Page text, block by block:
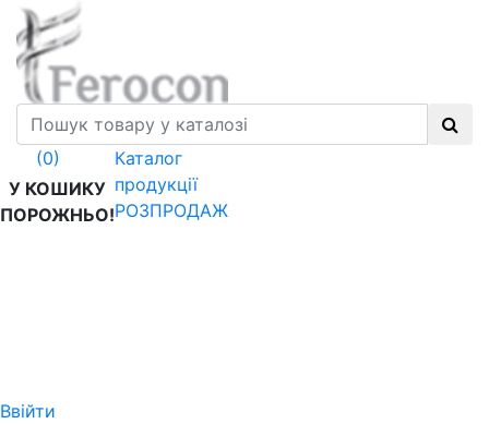
(0)
У КОШИКУ
ПОРОЖНЬО!
Каталог
продукції
РОЗПРОДАЖ
Ввійти